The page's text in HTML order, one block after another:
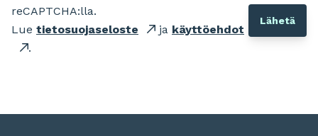
reCAPTCHA:lla.
Lue tietosuojaseloste ja käyttöehdot
.